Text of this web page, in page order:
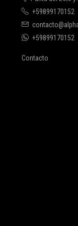
+59899170152
+59899170152
Contacto